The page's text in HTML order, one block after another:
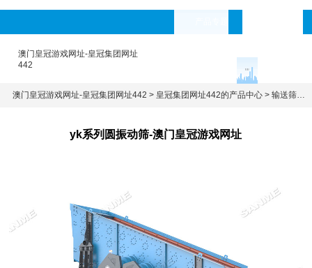
澳门皇冠游戏网址-皇冠集团网址
442
澳门皇冠游戏网址-皇冠集团网址442 > 皇冠集团网址442的产品中心 >输送筛分设备
yk系列圆振动筛-澳门皇冠游戏网址